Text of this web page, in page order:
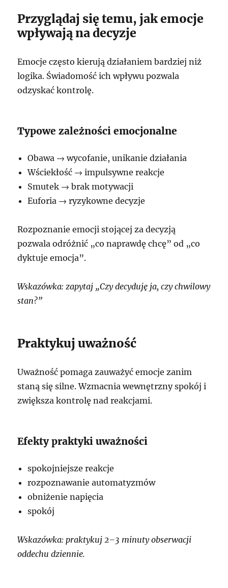
Przyglądaj się temu, jak emocje
wpływają na decyzje
Emocje często kierują działaniem bardziej niż
logika. Świadomość ich wpływu pozwala
odzyskać kontrolę.
Typowe zależności emocjonalne
Obawa → wycofanie, unikanie działania
Wściekłość → impulsywne reakcje
Smutek → brak motywacji
Euforia → ryzykowne decyzje
Rozpoznanie emocji stojącej za decyzją
pozwala odróżnić „co naprawdę chcę” od „co
dyktuje emocja”.
Wskazówka: zapytaj „Czy decyduję ja, czy chwilowy
stan?”
Praktykuj uważność
Uważność pomaga zauważyć emocje zanim
staną się silne. Wzmacnia wewnętrzny spokój i
zwiększa kontrolę nad reakcjami.
Efekty praktyki uważności
spokojniejsze reakcje
rozpoznawanie automatyzmów
obniżenie napięcia
spokój
Wskazówka: praktykuj 2–3 minuty obserwacji
oddechu dziennie.